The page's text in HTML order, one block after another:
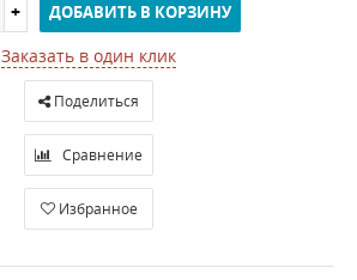
ДОБАВИТЬ В КОРЗИНУ
Заказать в один клик
Поделиться
Сравнение
Избранное